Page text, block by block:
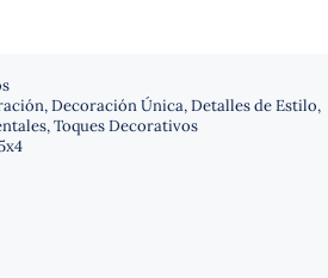
,Decoración Única,Detalles de Estilo,
,Toques Decorativos